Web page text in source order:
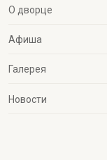
О дворце
Афиша
Галерея
Новости